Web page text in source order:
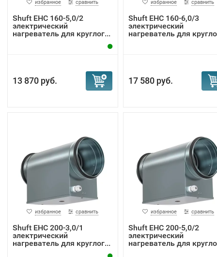
избранное сравнить
Shuft EHC 160-5,0/2
электрический
нагреватель для круглог...
13 870 руб.
избранное сравнить
Shuft EHC 160-6,0/3
электрический
нагреватель для
17 580 руб.
избранное сравнить
Shuft EHC 200-3,0/1
электрический
нагреватель для круглог...
избранное сравнить
Shuft EHC 200-5,0/2
электрический
нагреватель для